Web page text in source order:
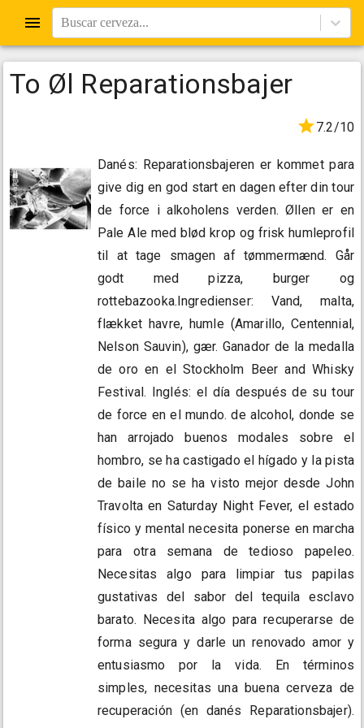
Buscar cerveza...
To Øl Reparationsbajer
7.2/10
Danés: Reparationsbajeren er kommet para
give dig en god start en dagen efter din tour
de force i alkoholens verden. Øllen er en
Pale Ale med blød krop og frisk humleprofil
til at tage smagen af ​​tømmermænd. Går
godt med pizza, burger og
rottebazooka.Ingredienser: Vand, malta,
flækket havre, humle (Amarillo, Centennial,
Nelson Sauvin), gær. Ganador de la medalla
de oro en el Stockholm Beer and Whisky
Festival. Inglés: el día después de su tour
de force en el mundo. de alcohol, donde se
han arrojado buenos modales sobre el
hombro, se ha castigado el hígado y la pista
de baile no se ha visto mejor desde John
Travolta en Saturday Night Fever, el estado
físico y mental necesita ponerse en marcha
para otra semana de tedioso papeleo.
Necesitas algo para limpiar tus papilas
gustativas del sabor del tequila esclavo
barato. Necesita algo para recuperarse de
forma segura y darle un renovado amor y
entusiasmo por la vida. En términos
simples, necesitas una buena cerveza de
recuperación (en danés Reparationsbajer).